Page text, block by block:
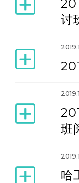
讨
班
哈